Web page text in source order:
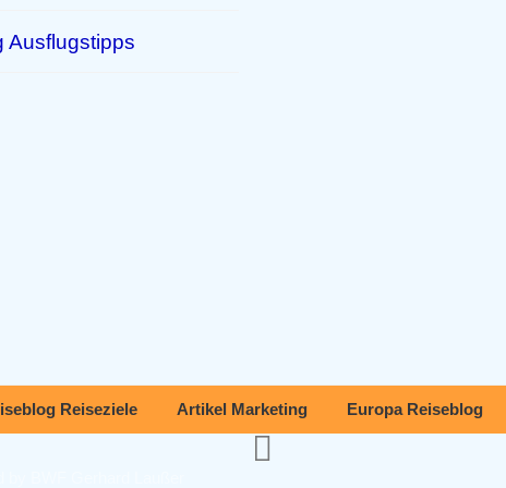
Ausflugstipps
Reiseziele Artikel Marketing Europa Reiseblog